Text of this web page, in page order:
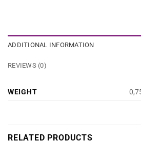
ADDITIONAL INFORMATION
REVIEWS (0)
WEIGHT
RELATED PRODUCTS